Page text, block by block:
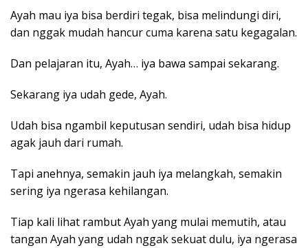
Ayah mau iya bisa berdiri tegak, bisa melindungi diri,
dan nggak mudah hancur cuma karena satu kegagalan.
Dan pelajaran itu, Ayah… iya bawa sampai sekarang.
Sekarang iya udah gede, Ayah.
Udah bisa ngambil keputusan sendiri, udah bisa hidup
agak jauh dari rumah.
Tapi anehnya, semakin jauh iya melangkah, semakin
sering iya ngerasa kehilangan.
Tiap kali lihat rambut Ayah yang mulai memutih, atau
tangan Ayah yang udah nggak sekuat dulu, iya ngerasa